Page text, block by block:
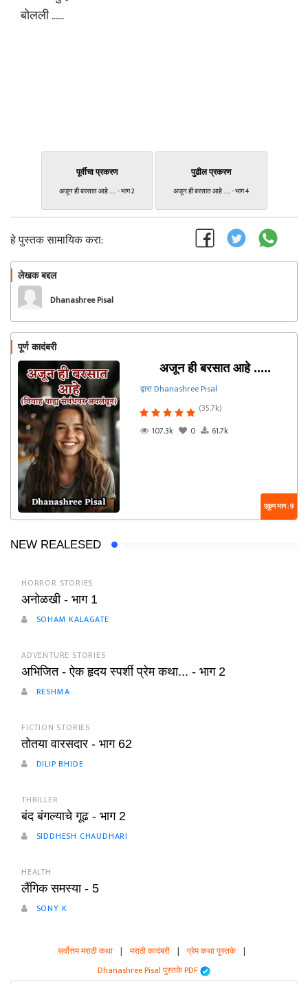
बोलली ......
पूर्वीचा प्रकरण
अजून ही बरसात आहे ..... - भाग 2
पुढील प्रकरण
अजून ही बरसात आहे ..... - भाग 4
हे पुस्तक सामायिक करा:
लेखक बद्दल
Dhanashree Pisal
पूर्ण कादंबरी
अजून ही बरसात आहे .....
द्वारा Dhanashree Pisal
(35.7k)
107.3k
0 61.7k
एकूण भाग : 9
NEW REALESED
HORROR STORIES
अनोळखी - भाग 1
SOHAM KALAGATE
ADVENTURE STORIES
अभिजित - ऐक हृदय स्पर्शी प्रेम कथा... - भाग 2
RESHMA
FICTION STORIES
तोतया वारसदार - भाग 62
DILIP BHIDE
THRILLER
बंद बंगल्याचे गूढ - भाग 2
SIDDHESH CHAUDHARI
HEALTH
लैंगिक समस्या - 5
SONY K
सर्वोत्तम मराठी कथा | मराठी कादंबरी | प्रेम कथा पुस्तके |
Dhanashree Pisal पुस्तके PDF